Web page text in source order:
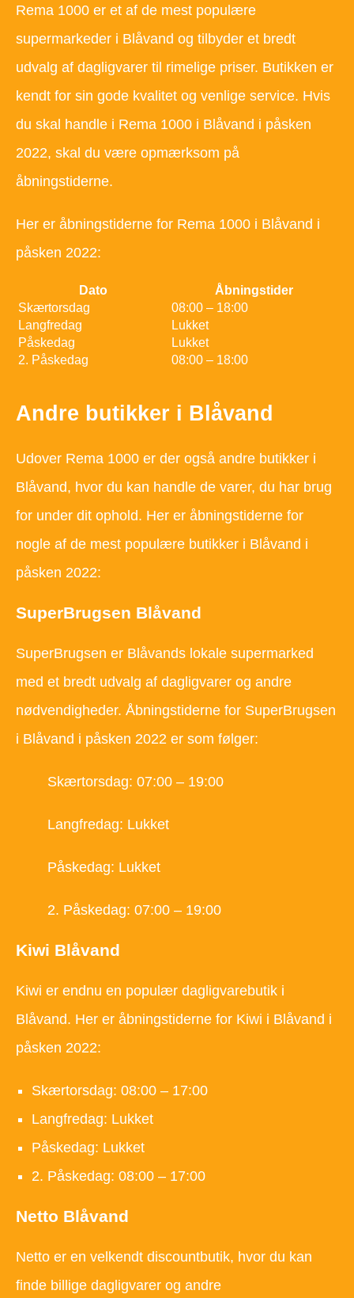
Rema 1000 er et af de mest populære
supermarkeder i Blåvand og tilbyder et bredt
udvalg af dagligvarer til rimelige priser. Butikken er
kendt for sin gode kvalitet og venlige service. Hvis
du skal handle i Rema 1000 i Blåvand i påsken
2022, skal du være opmærksom på
åbningstiderne.
Her er åbningstiderne for Rema 1000 i Blåvand i
påsken 2022:
Dato
Åbningstider
Skærtorsdag
08:00 – 18:00
Langfredag
Lukket
Påskedag
Lukket
2. Påskedag
08:00 – 18:00
Andre butikker i Blåvand
Udover Rema 1000 er der også andre butikker i
Blåvand, hvor du kan handle de varer, du har brug
for under dit ophold. Her er åbningstiderne for
nogle af de mest populære butikker i Blåvand i
påsken 2022:
SuperBrugsen Blåvand
SuperBrugsen er Blåvands lokale supermarked
med et bredt udvalg af dagligvarer og andre
nødvendigheder. Åbningstiderne for SuperBrugsen
i Blåvand i påsken 2022 er som følger:
Skærtorsdag: 07:00 – 19:00
Langfredag: Lukket
Påskedag: Lukket
2. Påskedag: 07:00 – 19:00
Kiwi Blåvand
Kiwi er endnu en populær dagligvarebutik i
Blåvand. Her er åbningstiderne for Kiwi i Blåvand i
påsken 2022:
Skærtorsdag: 08:00 – 17:00
Langfredag: Lukket
Påskedag: Lukket
2. Påskedag: 08:00 – 17:00
Netto Blåvand
Netto er en velkendt discountbutik, hvor du kan
finde billige dagligvarer og andre